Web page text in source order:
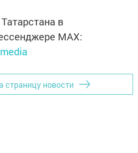
в
MАХ:
страницу новости